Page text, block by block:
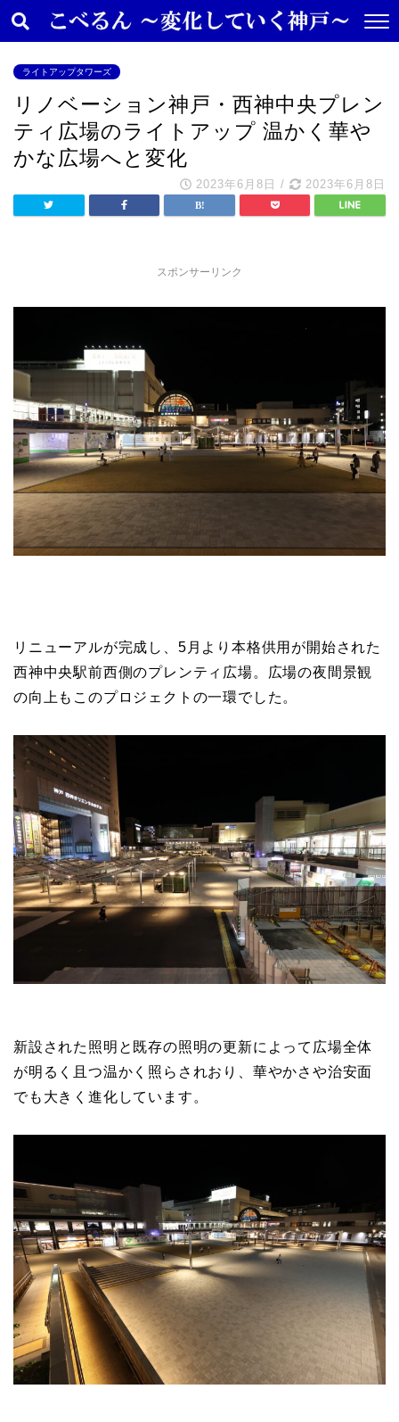
ライトアップタワーズ
リノベーション神戸・西神中央プレン
ティ広場のライトアップ 温かく華や
かな広場へと変化
2023年6月8日 / 2023年6月8日
スポンサーリンク
リニューアルが完成し、5月より本格供用が開始された
西神中央駅前西側のプレンティ広場。広場の夜間景観
の向上もこのプロジェクトの一環でした。
新設された照明と既存の照明の更新によって広場全体
が明るく且つ温かく照らされおり、華やかさや治安面
でも大きく進化しています。